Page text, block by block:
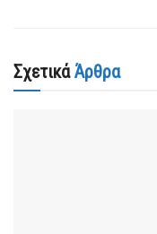
ΣχετικάΆρθρα